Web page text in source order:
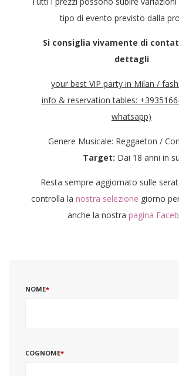
tipo di evento previsto dalla
Si consiglia vivamente di
dettagli
your best ViP party in Milan /
info & reservation tables:
whatsapp)
Genere Musicale: Reggaeton /
Target: Dai 18 anni in su
Resta sempre aggiornato sulle
controlla la nostra selezione giorno
anche la nostra pagina
NOME*
COGNOME*